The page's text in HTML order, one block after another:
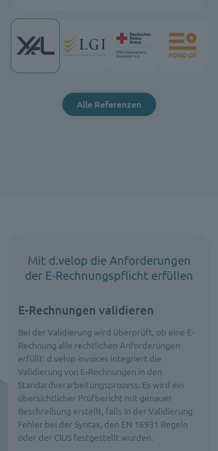
Alle Referenzen
Mit d.velop die Anforderungen
der E-Rechnungspflicht erfüllen
E-Rechnungen validieren
Bei der Validierung wird überprüft, ob eine E-
Rechnung alle rechtlichen Anforderungen
erfüllt. d.velop invoices integriert die
Validierung von E‑Rechnungen in den
Standardverarbeitungsprozess. Es wird ein
übersichtlicher Prüfbericht mit genauer
Beschreibung erstellt, falls in der Validierung
Fehler bei der Syntax, den EN 16931 Regeln
oder der CIUS festgestellt wurden.